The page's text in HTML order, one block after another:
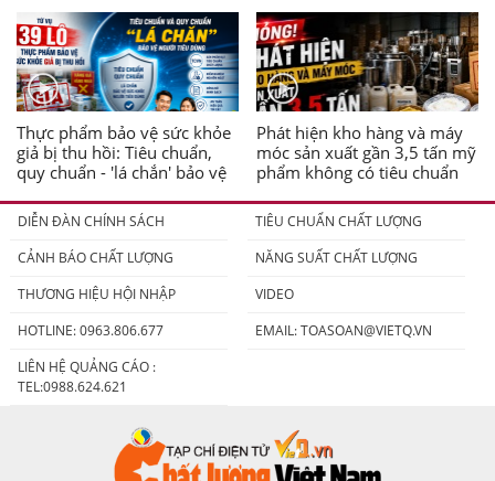
Thực phẩm bảo vệ sức khỏe
giả bị thu hồi: Tiêu chuẩn,
quy chuẩn - 'lá chắn' bảo vệ
Phát hiện kho hàng và máy
móc sản xuất gần 3,5 tấn mỹ
phẩm không có tiêu chuẩn
DIỄN ĐÀN CHÍNH SÁCH
TIÊU CHUẨN CHẤT LƯỢNG
CẢNH BÁO CHẤT LƯỢNG
NĂNG SUẤT CHẤT LƯỢNG
THƯƠNG HIỆU HỘI NHẬP
VIDEO
HOTLINE: 0963.806.677
EMAIL:TOASOAN@VIETQ.VN
LIÊN HỆ QUẢNG CÁO :
TEL:0988.624.621